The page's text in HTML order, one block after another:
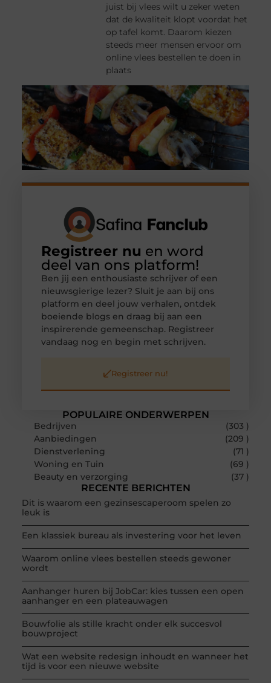
juist bij vlees wilt u zeker weten
dat de kwaliteit klopt voordat het
op tafel komt. Daarom kiezen
steeds meer mensen ervoor om
online vlees bestellen te doen in
plaats
POPULAIRE ONDERWERPEN
Bedrijven
(303 )
Aanbiedingen
(209 )
Dienstverlening
(71 )
Woning en Tuin
(69 )
Beauty en verzorging
(37 )
RECENTE BERICHTEN
Dit is waarom een gezinsescaperoom spelen zo
leuk is
Een klassiek bureau als investering voor het leven
Waarom online vlees bestellen steeds gewoner
wordt
Aanhanger huren bij JobCar: kies tussen een open
aanhanger en een plateauwagen
Bouwfolie als stille kracht onder elk succesvol
bouwproject
Wat een website redesign inhoudt en wanneer het
tijd is voor een nieuwe website
Registreer nu en word
deel van ons platform!
Ben jij een enthousiaste schrijver of een
nieuwsgierige lezer? Sluit je aan bij ons
platform en deel jouw verhalen, ontdek
boeiende blogs en draag bij aan een
inspirerende gemeenschap. Registreer
vandaag nog en begin met schrijven.
Registreer nu!